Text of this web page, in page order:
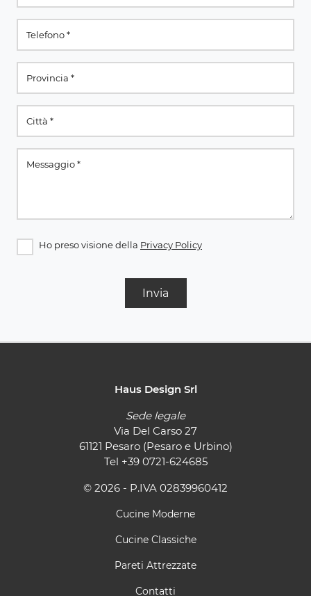
Ho preso visione della Privacy Policy
Invia
Haus Design Srl
Sede legale
Via Del Carso 27
61121 Pesaro (Pesaro e Urbino)
Tel +39 0721-624685
© 2026 - P.IVA 02839960412
Cucine Moderne
Cucine Classiche
Pareti Attrezzate
Contatti